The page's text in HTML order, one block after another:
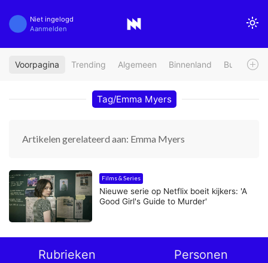
Niet ingelogd
Aanmelden
Voorpagina Trending Algemeen Binnenland Buitenland
Tag/Emma Myers
Artikelen gerelateerd aan: Emma Myers
Films & Series
Nieuwe serie op Netflix boeit kijkers: 'A
Good Girl's Guide to Murder'
Rubrieken Personen